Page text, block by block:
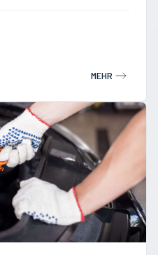
MEHR